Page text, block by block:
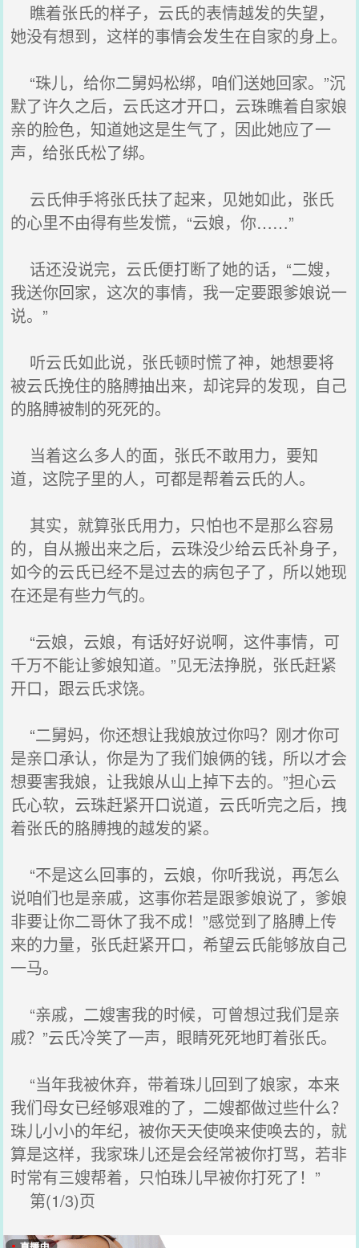
瞧着张氏的样子，云氏的表情越发的失望，
她没有想到，这样的事情会发生在自家的身上。
“珠儿，给你二舅妈松绑，咱们送她回家。”沉
默了许久之后，云氏这才开口，云珠瞧着自家娘
亲的脸色，知道她这是生气了，因此她应了一
声，给张氏松了绑。
云氏伸手将张氏扶了起来，见她如此，张氏
的心里不由得有些发慌，“云娘，你……”
话还没说完，云氏便打断了她的话，“二嫂，
我送你回家，这次的事情，我一定要跟爹娘说一
说。”
听云氏如此说，张氏顿时慌了神，她想要将
被云氏挽住的胳膊抽出来，却诧异的发现，自己
的胳膊被制的死死的。
当着这么多人的面，张氏不敢用力，要知
道，这院子里的人，可都是帮着云氏的人。
其实，就算张氏用力，只怕也不是那么容易
的，自从搬出来之后，云珠没少给云氏补身子，
如今的云氏已经不是过去的病包子了，所以她现
在还是有些力气的。
“云娘，云娘，有话好好说啊，这件事情，可
千万不能让爹娘知道。”见无法挣脱，张氏赶紧
开口，跟云氏求饶。
“二舅妈，你还想让我娘放过你吗？刚才你可
是亲口承认，你是为了我们娘俩的钱，所以才会
想要害我娘，让我娘从山上掉下去的。”担心云
氏心软，云珠赶紧开口说道，云氏听完之后，拽
着张氏的胳膊拽的越发的紧。
“不是这么回事的，云娘，你听我说，再怎么
说咱们也是亲戚，这事你若是跟爹娘说了，爹娘
非要让你二哥休了我不成！”感觉到了胳膊上传
来的力量，张氏赶紧开口，希望云氏能够放自己
一马。
“亲戚，二嫂害我的时候，可曾想过我们是亲
戚？”云氏冷笑了一声，眼睛死死地盯着张氏。
“当年我被休弃，带着珠儿回到了娘家，本来
我们母女已经够艰难的了，二嫂都做过些什么？
珠儿小小的年纪，被你天天使唤来使唤去的，就
算是这样，我家珠儿还是会经常被你打骂，若非
时常有三嫂帮着，只怕珠儿早被你打死了！”
第(1/3)页